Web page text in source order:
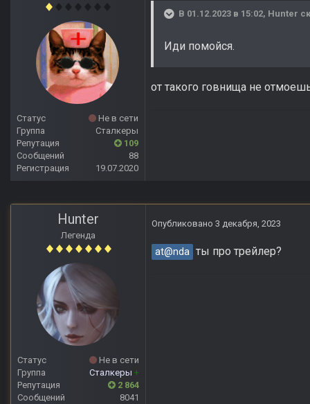
Статус
Не в сети
Группа
Сталкеры
Репутация
109
Сообщений
88
Регистрация
19.07.2020
В 01.12.2023 в 15:02, Hunter
Иди помойся.
от такого говнища не
Hunter
Легенда
Статус
Не в сети
Группа
Сталкеры +
Репутация
2 864
Сообщений
8041
Опубликовано 3 декабря, 2023
at@nda ты про трейлер?